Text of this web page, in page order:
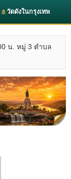
วัดดังในกรุงเทพ
น. หมู่ 3 ตำบล